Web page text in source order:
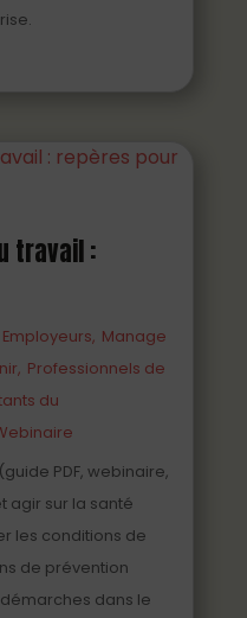
travail :
Employeurs Manage
Professionnels de
du
PDF, webinaire,
agir sur la santé
les conditions de
de prévention
dans le